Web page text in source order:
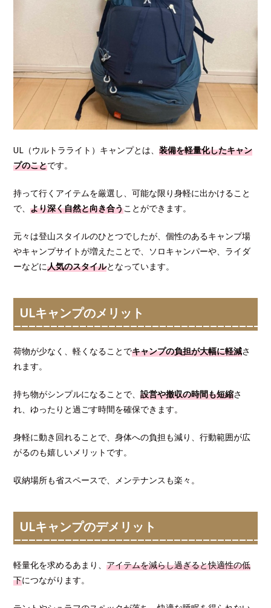
UL（ウルトラライト）キャンプとは、装備を軽量化したキャン
プのことです。
持って行くアイテムを厳選し、可能な限り身軽に出かけること
で、より深く自然と向き合うことができます。
元々は登山スタイルのひとつでしたが、個性のあるキャンプ場
やキャンプサイトが増えたことで、ソロキャンパーや、ライダ
ーなどに人気のスタイルとなっています。
ULキャンプのメリット
荷物が少なく、軽くなることでキャンプの負担が大幅に軽減さ
れます。
持ち物がシンプルになることで、設営や撤収の時間も短縮さ
れ、ゆったりと過ごす時間を確保できます。
身軽に動き回れることで、身体への負担も減り、行動範囲が広
がるのも嬉しいメリットです。
収納場所も省スペースで、メンテナンスも楽々。
ULキャンプのデメリット
軽量化を求めるあまり、アイテムを減らし過ぎると快適性の低
下につながります。